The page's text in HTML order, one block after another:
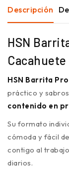
Descripción
HSN
Cacahuete
HSN Barrita
práctico y
contenido en
Su formato
cómoda y fácil
contigo al
diarios.